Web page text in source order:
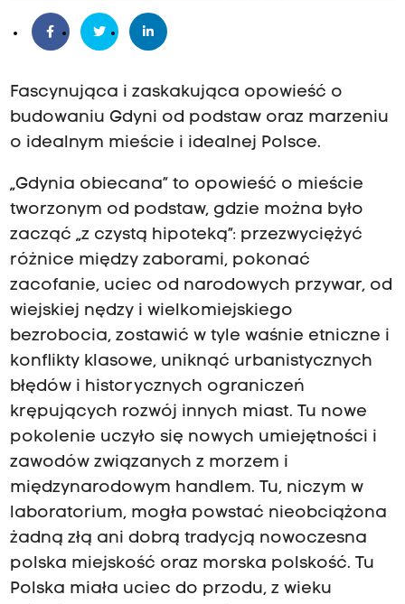
Fascynująca i zaskakująca opowieść o
budowaniu Gdyni od podstaw oraz marzeniu
o idealnym mieście i idealnej Polsce.
„Gdynia obiecana” to opowieść o mieście
tworzonym od podstaw, gdzie można było
zacząć „z czystą hipoteką”: przezwyciężyć
różnice między zaborami, pokonać
zacofanie, uciec od narodowych przywar, od
wiejskiej nędzy i wielkomiejskiego
bezrobocia, zostawić w tyle waśnie etniczne i
konflikty klasowe, uniknąć urbanistycznych
błędów i historycznych ograniczeń
krępujących rozwój innych miast. Tu nowe
pokolenie uczyło się nowych umiejętności i
zawodów związanych z morzem i
międzynarodowym handlem. Tu, niczym w
laboratorium, mogła powstać nieobciążona
żadną złą ani dobrą tradycją nowoczesna
polska miejskość oraz morska polskość. Tu
Polska miała uciec do przodu, z wieku